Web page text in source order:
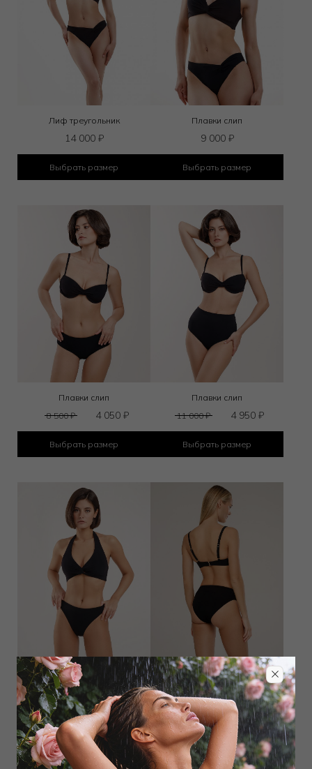
Лиф треугольник
14 000 ₽
Выбрать размер
Плавки слип
9 000 ₽
Выбрать размер
Плавки слип
8 500₽ 4 050 ₽
Выбрать размер
Плавки слип
11 000₽ 4 950₽
Выбрать размер
Лиф треугольник
12 000 ₽ 5 355₽
Выбрать размер
Плавки слип
14 000₽ 9 000₽
Выбрать размер